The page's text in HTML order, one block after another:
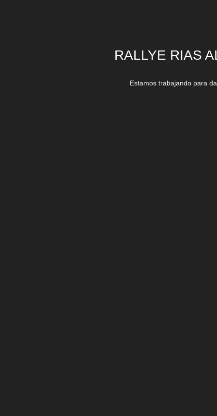
RALLYE RIAS
Estamos trabajando para